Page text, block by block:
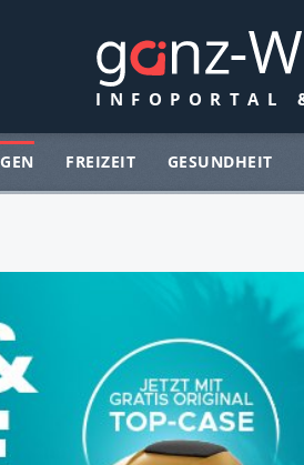
FREIZEIT GESUNDHEIT